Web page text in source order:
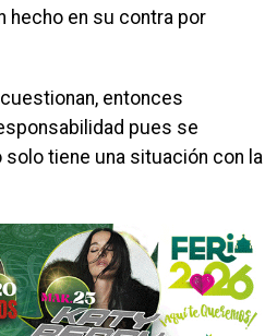
hecho en su contra por
entonces
pues se
tiene una situación con la